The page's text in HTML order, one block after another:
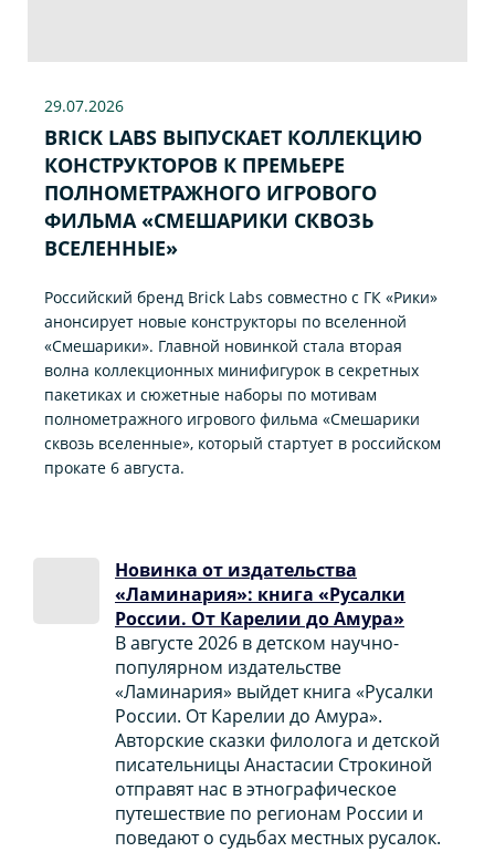
29.07.2026
BRICK LABS ВЫПУСКАЕТ КОЛЛЕКЦИЮ
КОНСТРУКТОРОВ К ПРЕМЬЕРЕ
ПОЛНОМЕТРАЖНОГО ИГРОВОГО
ФИЛЬМА «CМЕШАРИКИ СКВОЗЬ
ВСЕЛЕННЫЕ»
Российский бренд Brick Labs совместно с ГК «Рики»
анонсирует новые конструкторы по вселенной
«Смешарики». Главной новинкой стала вторая
волна коллекционных минифигурок в секретных
пакетиках и сюжетные наборы по мотивам
полнометражного игрового фильма «Смешарики
сквозь вселенные», который стартует в российском
прокате 6 августа.
Новинка от издательства
«Ламинария»: книга «Русалки
России. От Карелии до Амура»
В августе 2026 в детском научно-
популярном издательстве
«Ламинария» выйдет книга «Русалки
России. От Карелии до Амура».
Авторские сказки филолога и детской
писательницы Анастасии Строкиной
отправят нас в этнографическое
путешествие по регионам России и
поведают о судьбах местных русалок.